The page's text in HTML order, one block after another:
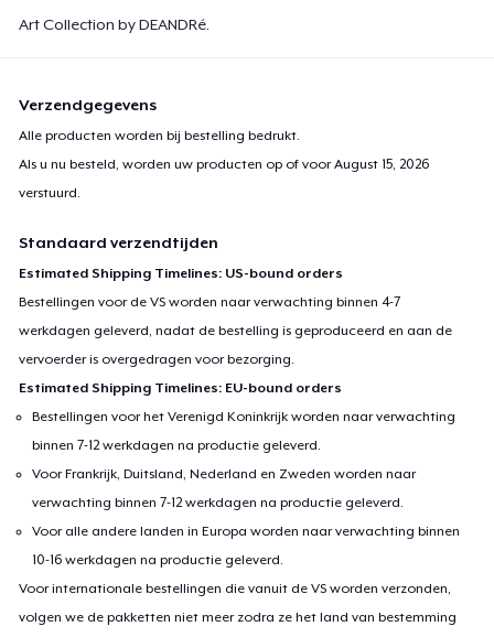
Art Collection by DEANDRé.
Verzendgegevens
Alle producten worden bij bestelling bedrukt.
Als u nu besteld, worden uw producten op of voorAugust 15, 2026
verstuurd.
Standaard verzendtijden
Estimated Shipping Timelines: US-bound orders
Bestellingen voor de VS worden naar verwachting binnen 4-7
werkdagen geleverd, nadat de bestelling is geproduceerd en aan de
vervoerder is overgedragen voor bezorging.
Estimated Shipping Timelines: EU-bound orders
Bestellingen voor het Verenigd Koninkrijk worden naar verwachting
binnen 7-12 werkdagen na productie geleverd.
Voor Frankrijk, Duitsland, Nederland en Zweden worden naar
verwachting binnen 7-12 werkdagen na productie geleverd.
Voor alle andere landen in Europa worden naar verwachting binnen
10-16 werkdagen na productie geleverd.
Voor internationale bestellingen die vanuit de VS worden verzonden,
volgen we de pakketten niet meer zodra ze het land van bestemming